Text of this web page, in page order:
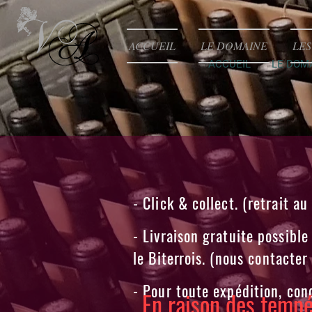
ACCUEIL LE DOMAINE
- Click & collect. (retrait au
- Livraison gratuite
leBiterrois. (nous
- Pour toute expédition,
En raison des
ACCUEIL LE